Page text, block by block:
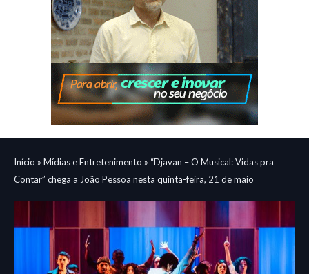
Início » Mídias e Entretenimento » “Djavan – O Musical: Vidas pra
Contar” chega a João Pessoa nesta quinta-feira, 21 de maio